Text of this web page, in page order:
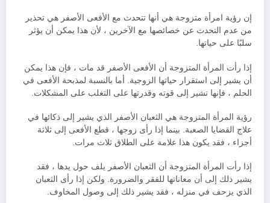
إن رؤية امرأة متزوجة هي أنها تتحدث مع الأفعى الأصفر هي تحذير
من عدم التحدث عن خصائصها مع الآخرين ، لأن هذا يمكن أن يؤثر
سلبًا على حياتها.
إذا رأت المرأة المتزوجة أن الأفعى الأصفر قد مات ، فإن هذا يمكن
أن يشير إلى استقرار حياتها الزوجية. أما بالنسبة لمذبحة الأفعى في
الحلم ، فإنها تشير إلى قوته وقدرتها على التغلب على المشكلات.
رؤية المرأة المتزوجة هي الثعبان الأصفر الذي يشير إلى ذكائها في
علاج القضايا الصعبة. بينما إذا رأى زوجها ، قطع الأفعى إلى ثلاثة
أجزاء ، فقد يكون هذا علامة على الطلاق ثلاث مرات.
إذا رأت المرأة المتزوجة أن الثعبان الأصفر يلف حول يدها ، فقد
يشير ذلك إلى أن معاناتها للفقر والضرورة. ولكن إذا رأى الثعبان
الذي يزحف في منزله ، فقد يشير ذلك إلى وصول المخاوف.